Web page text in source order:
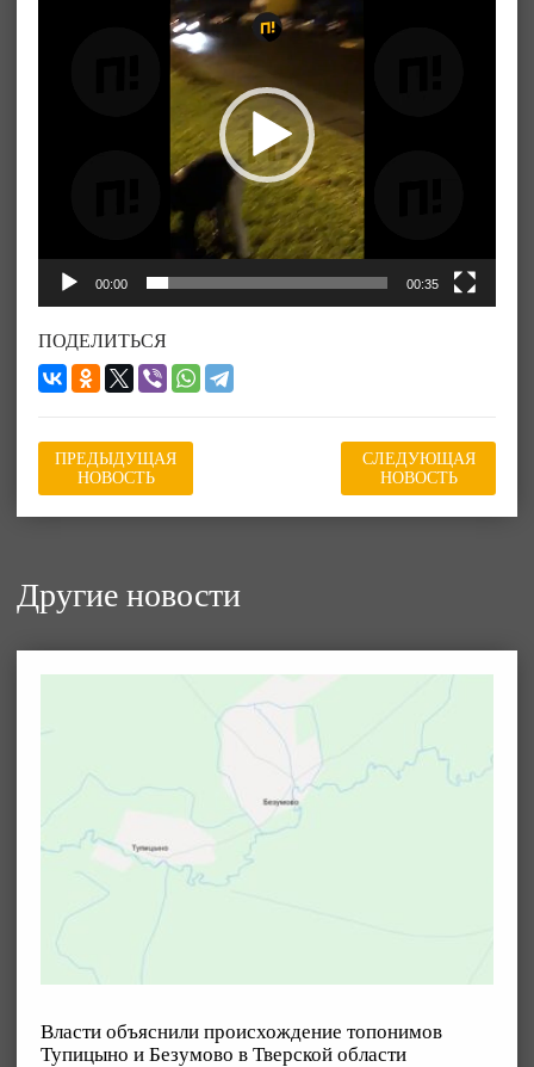
00:00 00:35
ПОДЕЛИТЬСЯ
ПРЕДЫДУЩАЯ
НОВОСТЬ
СЛЕДУЮЩАЯ
НОВОСТЬ
Другие новости
Власти объяснили происхождение топонимов
Тупицыно и Безумово в Тверской области